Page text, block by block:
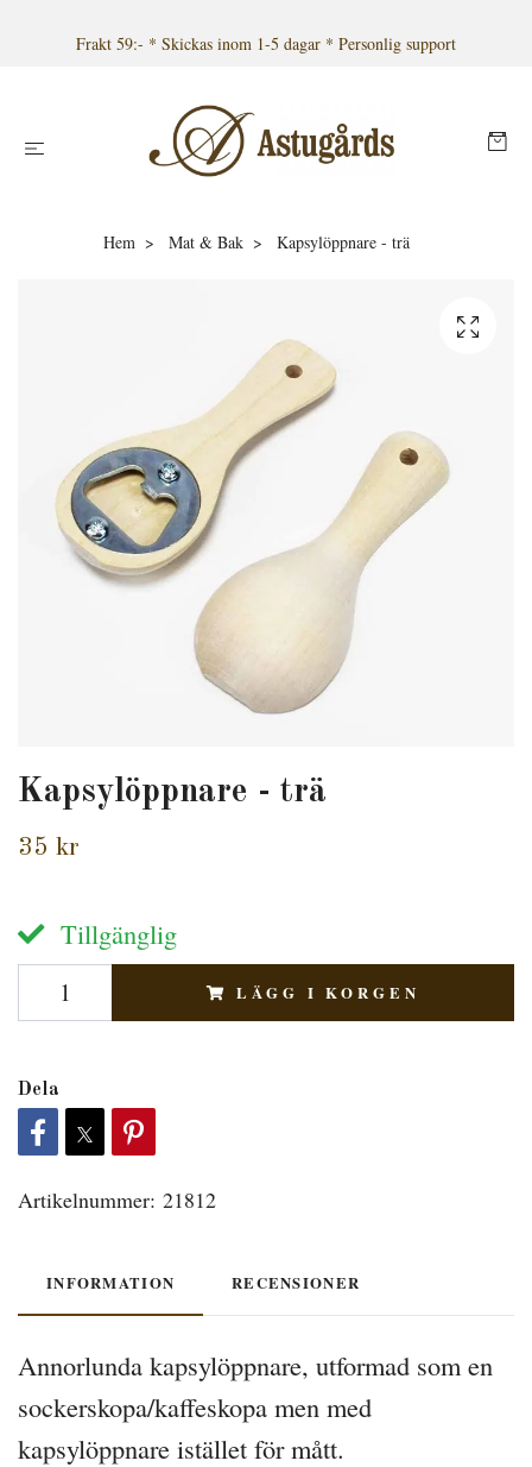
Frakt 59:- * Skickas inom 1-5 dagar * Personlig support
Hem Mat & Bak Kapsylöppnare - trä
Kapsylöppnare - trä
35 kr
Tillgänglig
LÄGG I KORGEN
Dela
Artikelnummer: 21812
INFORMATION RECENSIONER
Annorlunda kapsylöppnare, utformad som en
sockerskopa/kaffeskopa men med
kapsylöppnare istället för mått.